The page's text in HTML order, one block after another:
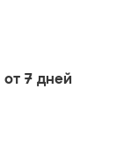
от 7 дней